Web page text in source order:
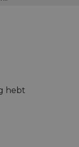
hebt